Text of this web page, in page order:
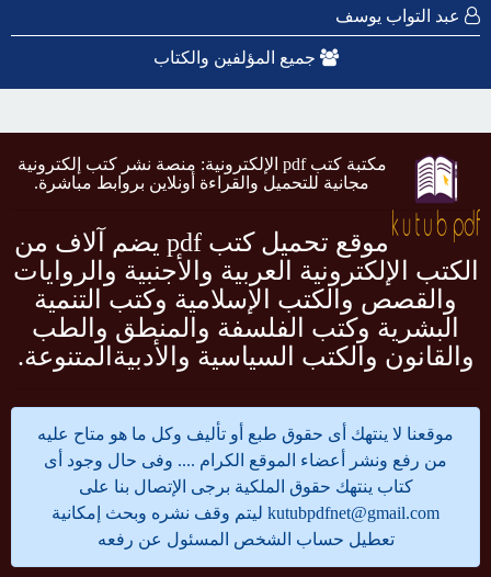
عبد التواب يوسف
جميع المؤلفين والكتاب
مكتبة كتب pdf الإلكترونية: منصة نشر كتب إلكترونية
مجانية للتحميل والقراءة أونلاين بروابط مباشرة.
موقع تحميل كتب pdf يضم آلاف من
الكتب الإلكترونية العربية والأجنبية والروايات
والقصص والكتب الإسلامية وكتب التنمية
البشرية وكتب الفلسفة والمنطق والطب
والقانون والكتب السياسية والأدبيةالمتنوعة.
موقعنا لا ينتهك أى حقوق طبع أو تأليف وكل ما هو متاح عليه
من رفع ونشر أعضاء الموقع الكرام .... وفى حال وجود أى
كتاب ينتهك حقوق الملكية برجى الإتصال بنا على
kutubpdfnet@gmail.com ليتم وقف نشره وبحث إمكانية
تعطيل حساب الشخص المسئول عن رفعه